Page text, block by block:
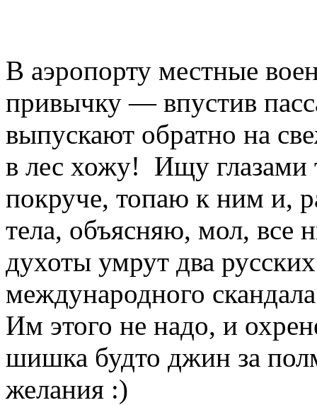
В аэропорту местные
привычку — впустив
выпускают обратно на
в лес хожу! Ищу глазами
покруче, топаю к ним и,
тела, объясняю, мол, все
духоты умрут два
международного
Им этого не надо, и
шишка будто джин за
желания :)